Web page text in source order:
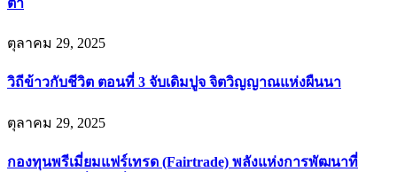
ตุลาคม 29, 2025
วิถีข้าวกับชีวิต ตอนที่ 3 จับเดิมปูจ จิตวิญญาณแห่งผืนนา
ตุลาคม 29, 2025
กองทุนพรีเมี่ยมแฟร์เทรด (Fairtrade) พลังแห่งการพัฒนาที่